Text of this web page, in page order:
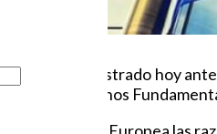
ha registrado hoy
Derechos